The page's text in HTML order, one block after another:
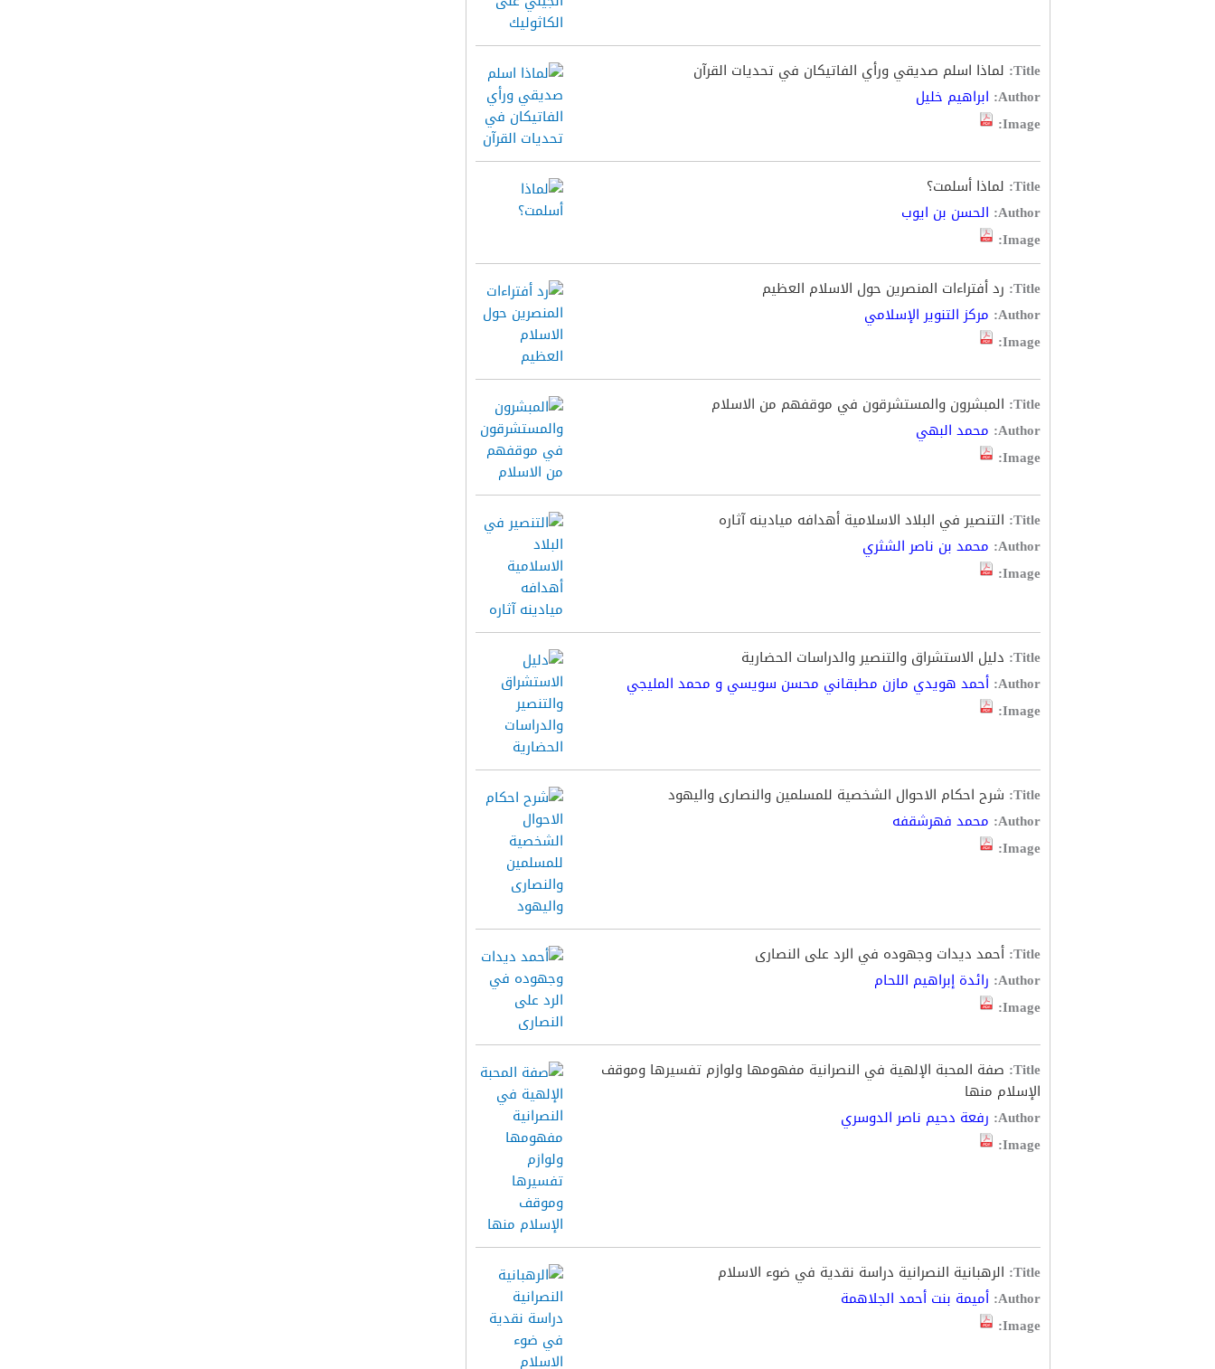
Title: لماذا اسلم صديقي ورأي الفاتيكان في تحديات القرآن
Author: ابراهيم خليل
Image:
Title: لماذا أسلمت؟
Author: الحسن بن ايوب
Image:
Title: رد أفتراءات المنصرين حول الاسلام العظيم
Author: مركز التنوير الإسلامي
Image:
Title: المبشرون والمستشرقون في موقفهم من الاسلام
Author: محمد البهي
Image:
Title: التنصير في البلاد الاسلامية أهدافه ميادينه آثاره
Author: محمد بن ناصر الشثري
Image:
Title: دليل الاستشراق والتنصير والدراسات الحضارية
Author: أحمد هويدي مازن مطبقاني محسن سويسي و محمد المليجي
Image:
Title: شرح احكام الاحوال الشخصية للمسلمين والنصارى واليهود
Author: محمد فهرشقفه
Image:
Title: أحمد ديدات وجهوده في الرد على النصارى
Author: رائدة إبراهيم اللحام
Image:
Title: صفة المحبة الإلهية في النصرانية مفهومها ولوازم تفسيرها وموقف
الإسلام منها
Author: رفعة دحيم ناصر الدوسري
Image:
Title: الرهبانية النصرانية دراسة نقدية في ضوء الاسلام
Author: أميمة بنت أحمد الجلاهمة
Image: